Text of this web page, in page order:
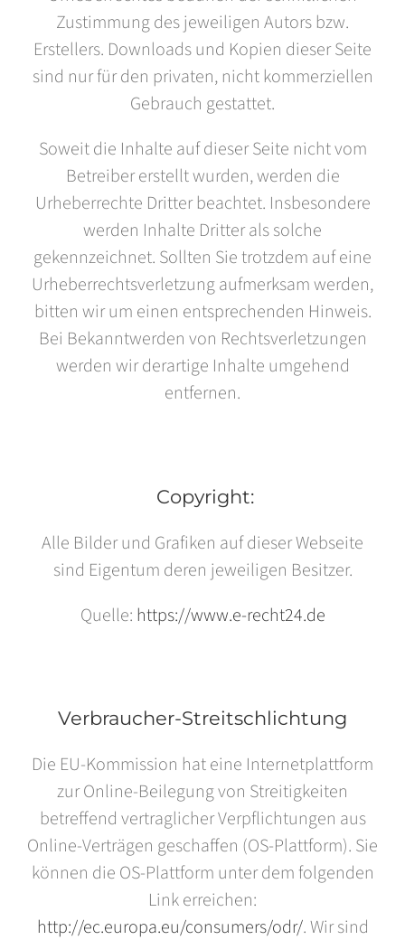
Zustimmung des jeweiligen Autors bzw.
Erstellers. Downloads und Kopien dieser Seite
sind nur für den privaten, nicht kommerziellen
Gebrauch gestattet.
Soweit die Inhalte auf dieser Seite nicht vom
Betreiber erstellt wurden, werden die
Urheberrechte Dritter beachtet. Insbesondere
werden Inhalte Dritter als solche
gekennzeichnet. Sollten Sie trotzdem auf eine
Urheberrechtsverletzung aufmerksam werden,
bitten wir um einen entsprechenden Hinweis.
Bei Bekanntwerden von Rechtsverletzungen
werden wir derartige Inhalte umgehend
entfernen.
Copyright:
Alle Bilder und Grafiken auf dieser Webseite
sind Eigentum deren jeweiligen Besitzer.
Quelle: https://www.e-recht24.de
Verbraucher-Streitschlichtung
Die EU-Kommission hat eine Internetplattform
zur Online-Beilegung von Streitigkeiten
betreffend vertraglicher Verpflichtungen aus
Online-Verträgen geschaffen (OS-Plattform). Sie
können die OS-Plattform unter dem folgenden
Link erreichen:
http://ec.europa.eu/consumers/odr/. Wir sind